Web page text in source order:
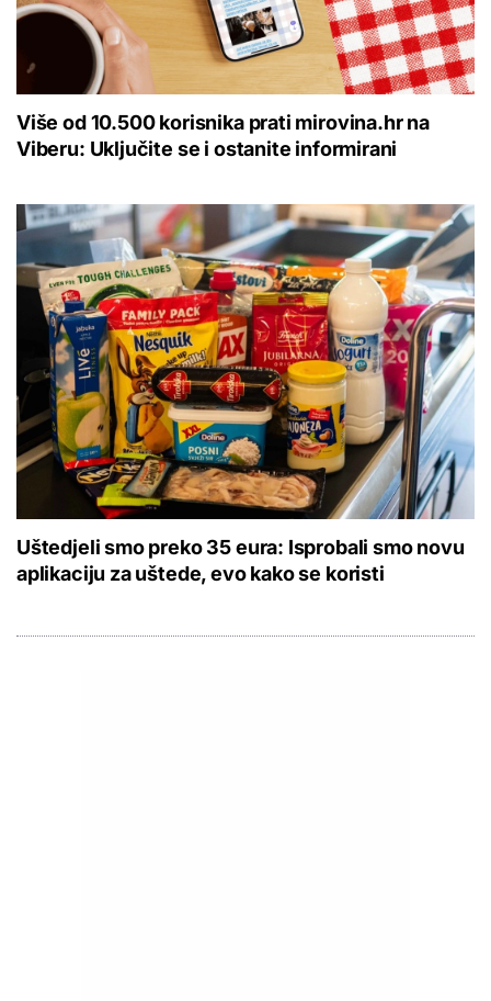
Više od 10.500 korisnika prati mirovina.hr na
Viberu: Uključite se i ostanite informirani
Uštedjeli smo preko 35 eura: Isprobali smo novu
aplikaciju za uštede, evo kako se koristi